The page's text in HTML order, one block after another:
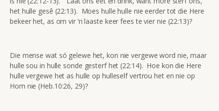
het hulle gesê (22:13). Moes hulle hulle nie eerder tot die Here
bekeer het, as om vir ‘n laaste keer fees te vier nie (22:13)?
Die mense wat só gelewe het, kon nie vergewe word nie, maar
hulle sou in hulle sonde gesterf het (22:14). Hoe kon die Here
hulle vergewe het as hulle op hulleself vertrou het en nie op
Hom nie (Heb.10:26, 29)?